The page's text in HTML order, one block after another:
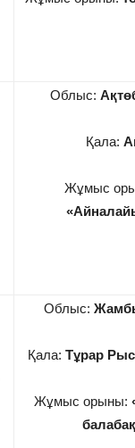
Облыс:
Қала:
Жұмыс
Облыс:
Қала: Тұрар
Жұмыс орыны: